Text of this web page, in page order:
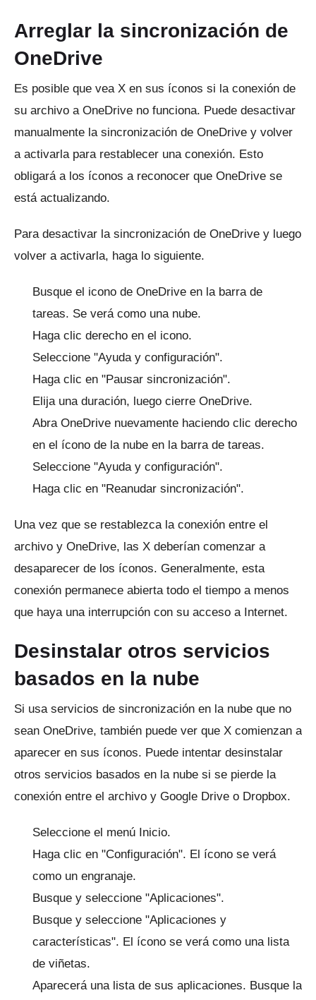
Arreglar la sincronización de
OneDrive
Es posible que vea X en sus íconos si la conexión de
su archivo a OneDrive no funciona. Puede desactivar
manualmente la sincronización de OneDrive y volver
a activarla para restablecer una conexión. Esto
obligará a los íconos a reconocer que OneDrive se
está actualizando.
Para desactivar la sincronización de OneDrive y luego
volver a activarla, haga lo siguiente.
Busque el icono de OneDrive en la barra de
tareas. Se verá como una nube.
Haga clic derecho en el icono.
Seleccione "Ayuda y configuración".
Haga clic en "Pausar sincronización".
Elija una duración, luego cierre OneDrive.
Abra OneDrive nuevamente haciendo clic derecho
en el ícono de la nube en la barra de tareas.
Seleccione "Ayuda y configuración".
Haga clic en "Reanudar sincronización".
Una vez que se restablezca la conexión entre el
archivo y OneDrive, las X deberían comenzar a
desaparecer de los íconos. Generalmente, esta
conexión permanece abierta todo el tiempo a menos
que haya una interrupción con su acceso a Internet.
Desinstalar otros servicios
basados ​​en la nube
Si usa servicios de sincronización en la nube que no
sean OneDrive, también puede ver que X comienzan a
aparecer en sus íconos. Puede intentar desinstalar
otros servicios basados ​​en la nube si se pierde la
conexión entre el archivo y Google Drive o Dropbox.
Seleccione el menú Inicio.
Haga clic en "Configuración". El ícono se verá
como un engranaje.
Busque y seleccione "Aplicaciones".
Busque y seleccione "Aplicaciones y
características". El ícono se verá como una lista
de viñetas.
Aparecerá una lista de sus aplicaciones. Busque la